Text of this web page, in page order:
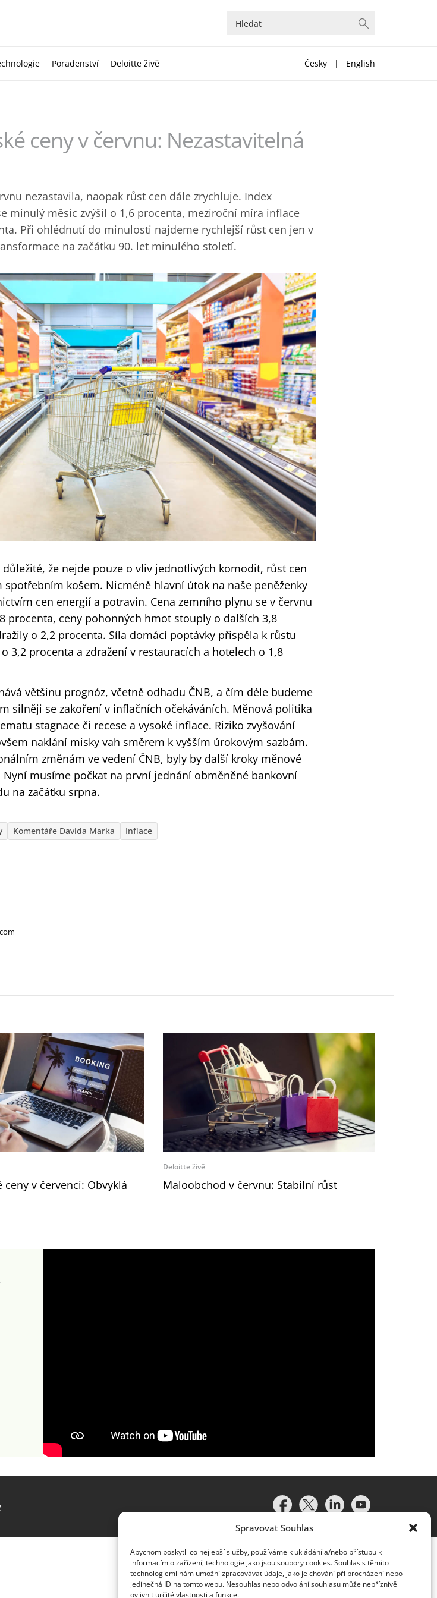
Spravovat Souhlas
Abychom poskytli co nejlepší služby, používáme k ukládání a/nebo přístupu k
informacím o zařízení, technologie jako jsou soubory cookies. Souhlas s těmito
technologiemi nám umožní zpracovávat údaje, jako je chování při procházení nebo
jedinečná ID na tomto webu. Nesouhlas nebo odvolání souhlasu může nepříznivě
ovlivnit určité vlastnosti a funkce.
Poradenství Deloitte živě Česky | English
ceny v červnu: Nezastavitelná
nezastavila, naopak růst cen dále zrychluje. Index
minulý měsíc zvýšil o 1,6 procenta, meziroční míra inflace
Při ohlédnutí do minulosti najdeme rychlejší růst cen jen v
na začátku 90. let minulého století.
že nejde pouze o vliv jednotlivých komodit, růst cen
spotřebním košem. Nicméně hlavní útok na naše peněženky
cen energií a potravin. Cena zemního plynu se v červnu
procenta, ceny pohonných hmot stouply o dalších 3,8
o 2,2 procenta. Síla domácí poptávky přispěla k růstu
3,2 procenta a zdražení v restauracích a hotelech o 1,8
většinu prognóz, včetně odhadu ČNB, a čím déle budeme
silněji se zakoření v inflačních očekáváních. Měnová politika
stagnace či recese a vysoké inflace. Riziko zvyšování
naklání misky vah směrem k vyšším úrokovým sazbám.
změnám ve vedení ČNB, byly by další kroky měnové
musíme počkat na první jednání obměněné bankovní
na začátku srpna.
Komentáře Davida Marka Inflace
ceny v červenci: Obvyklá
Deloitte živě
Maloobchod v červnu: Stabilní růst